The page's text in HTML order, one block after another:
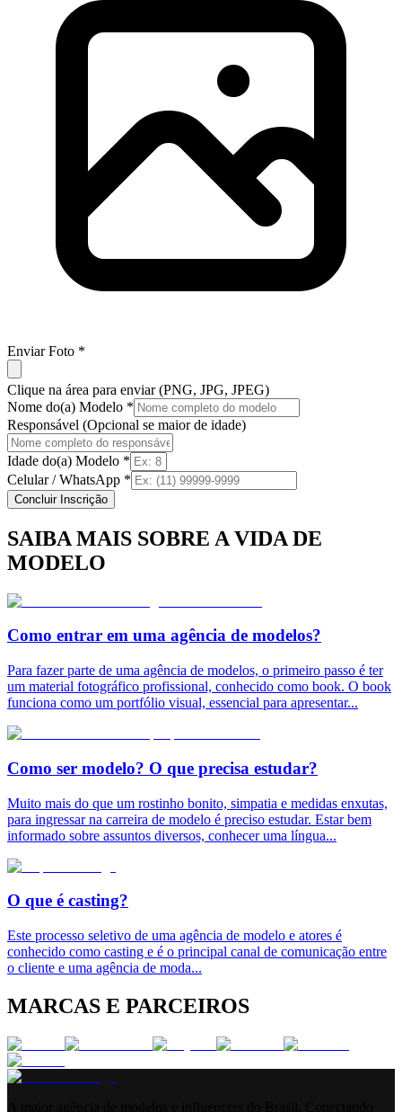
Enviar Foto *
Clique na área para enviar (PNG, JPG, JPEG)
Nome do(a) Modelo *
Responsável (Opcional se maior de idade)
Idade do(a) Modelo *
Celular / WhatsApp *
Concluir Inscrição
SAIBA MAIS SOBRE A VIDA DE
MODELO
Como entrar em uma agência de modelos?
Para fazer parte de uma agência de modelos, o primeiro passo é ter
um material fotográfico profissional, conhecido como book. O book
funciona como um portfólio visual, essencial para apresentar...
Como ser modelo? O que precisa estudar?
Muito mais do que um rostinho bonito, simpatia e medidas enxutas,
para ingressar na carreira de modelo é preciso estudar. Estar bem
informado sobre assuntos diversos, conhecer uma língua...
O que é casting?
Este processo seletivo de uma agência de modelo e atores é
conhecido como casting e é o principal canal de comunicação entre
o cliente e uma agência de moda...
MARCAS E PARCEIROS